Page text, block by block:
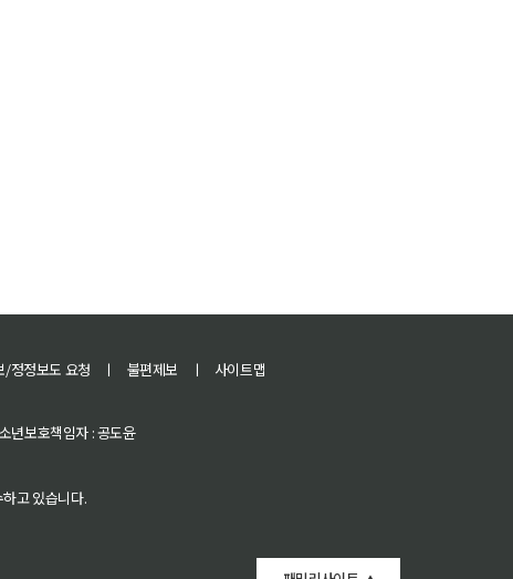
/정정보도 요청 ㅣ 불편제보 ㅣ
사이트맵
년보호책임자 : 공도윤
고 있습니다.